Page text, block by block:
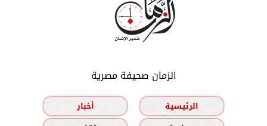
الزمان صحيفة مصرية
الرئيسية
أخبار